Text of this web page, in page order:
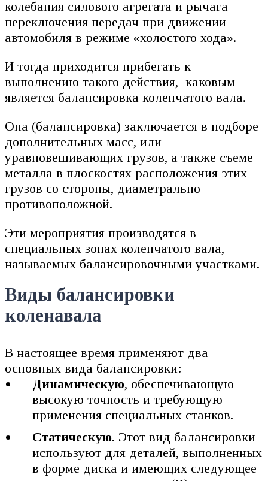
колебания силового агрегата и рычага
переключения передач при движении
автомобиля в режиме «холостого хода».
И тогда приходится прибегать к
выполнению такого действия, каковым
является балансировка коленчатого вала.
Она (балансировка) заключается в подборе
дополнительных масс, или
уравновешивающих грузов, а также съеме
металла в плоскостях расположения этих
грузов со стороны, диаметрально
противоположной.
Эти мероприятия производятся в
специальных зонах коленчатого вала,
называемых балансировочными участками.
Виды балансировки
коленавала
В настоящее время применяют два
основных вида балансировки:
Динамическую, обеспечивающую
высокую точность и требующую
применения специальных станков.
Статическую. Этот вид балансировки
используют для деталей, выполненных
в форме диска и имеющих следующее